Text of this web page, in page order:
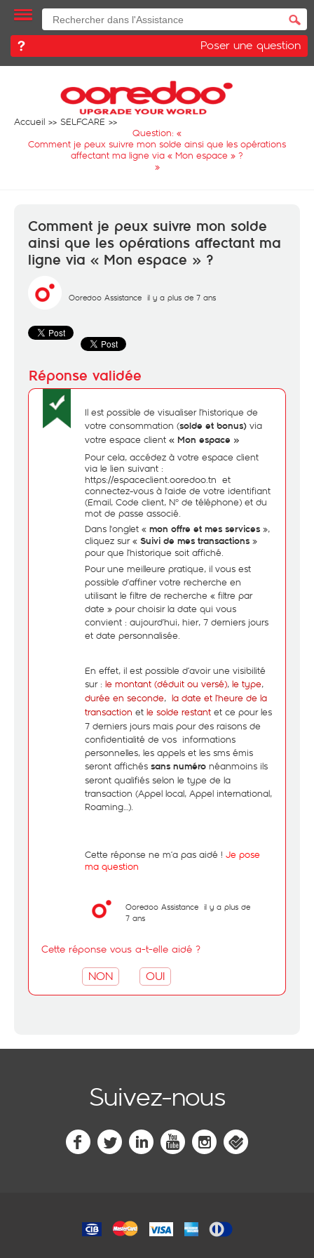
Poser une question
Accueil
SELFCARE
Question: «
Comment je peux suivre mon solde ainsi que les opérations
affectant ma ligne via « Mon espace » ?
»
Comment je peux suivre mon solde
ainsi que les opérations affectant ma
ligne via « Mon espace » ?
Ooredoo Assistance il y a plus de 7 ans
Il est possible de visualiser l’historique de
votre consommation (solde et bonus) via
votre espace client « Mon espace »
Pour cela, accédez à votre espace client
via le lien suivant :
https://espaceclient.ooredoo.tn et
connectez-vous à l'aide de votre identifiant
(Email, Code client, N° de téléphone) et du
mot de passe associé.
Dans l'onglet « mon offre et mes services »,
cliquez sur « Suivi de mes transactions »
pour que l’historique soit affiché.
Pour une meilleure pratique, il vous est
possible d’affiner votre recherche en
utilisant le filtre de recherche « filtre par
date » pour choisir la date qui vous
convient : aujourd’hui, hier, 7 derniers jours
et date personnalisée.
En effet, il est possible d’avoir une visibilité
sur : le montant (déduit ou versé), le type,
durée en seconde, la date et l’heure de la
transaction et le solde restant et ce pour les
7 derniers jours mais pour des raisons de
confidentialité de vos informations
personnelles, les appels et les sms émis
seront affichés sans numéro néanmoins ils
seront qualifiés selon le type de la
transaction (Appel local, Appel international,
Roaming…).
Cette réponse ne m’a pas aidé ! Je pose
ma question
Ooredoo Assistance il y a plus de
7 ans
Cette réponse vous a-t-elle aidé ?
NON OUI
Suivez-nous